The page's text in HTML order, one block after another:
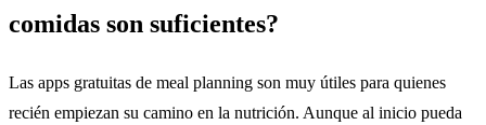
comidas son suficientes?
Las apps gratuitas de meal planning son muy útiles para quienes
recién empiezan su camino en la nutrición. Aunque al inicio pueda